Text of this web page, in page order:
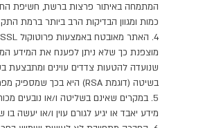
המתמחה באיתור פרצות ברשת, חשיפת
כמות ומגוון הבדיקות הרב ביותר ברמת
מוצפנת כך שלא ניתן לפענח את המידע
שנועדה להטעות צדדים עוינים
בשיטה (דוגמת RSA) היא בכך שמספיק מפתח אחד בצד הלקוח כדי לערבל ולפענח נדרשים שניים.
5. במקרים שאינם בשליטה ו/או נובעים
מידע יאבד או יגיע לגורם עוין ו/או יעשה